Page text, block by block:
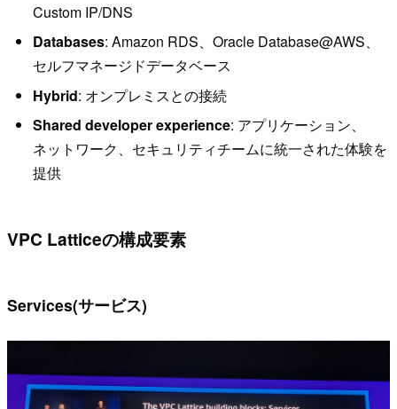
Custom IP/DNS
Databases: Amazon RDS、Oracle Database@AWS、
セルフマネージドデータベース
Hybrid: オンプレミスとの接続
Shared developer experience: アプリケーション、
ネットワーク、セキュリティチームに統一された体験を
提供
VPC Latticeの構成要素
Services(サービス)